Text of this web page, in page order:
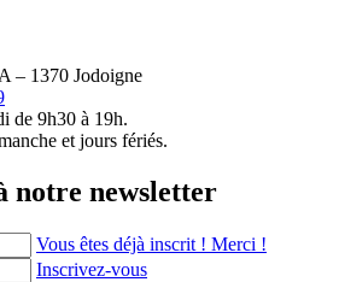
– 1370 Jodoigne
de 9h30 à 19h.
et jours fériés.
notre newsletter
Vous êtes déjà inscrit ! Merci !
Inscrivez-vous